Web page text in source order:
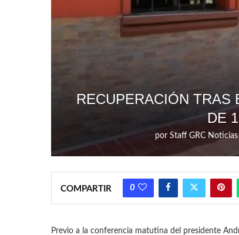
RECUPERACIÓN TRAS
DE
porStaff GRC Noticias
COMPARTIR 0
Previo a la conferencia matutina del presidente